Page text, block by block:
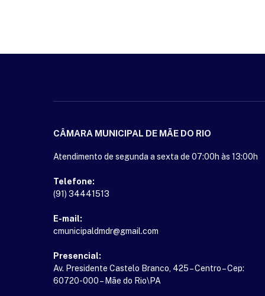
CÂMARA MUNICIPAL DE MÃE DO RIO
Atendimento de segunda a sexta de 07:00h às 13:00h
Telefone:
(91) 34441513
E-mail:
cmunicipaldmdr@gmail.com
Presencial:
Av. Presidente Castelo Branco, 425 – Centro – Cep:
60720-000 – Mãe do Rio\PA